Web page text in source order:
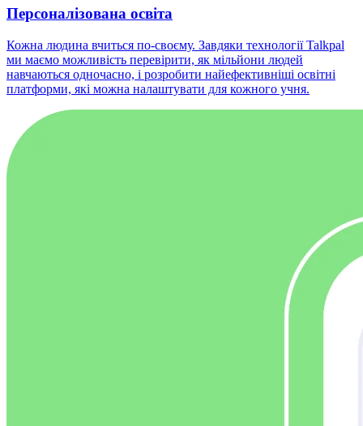
Персоналізована освіта
Кожна людина вчиться по-своєму. Завдяки технології Talkpal
ми маємо можливість перевірити, як мільйони людей
навчаються одночасно, і розробити найефективніші освітні
платформи, які можна налаштувати для кожного учня.